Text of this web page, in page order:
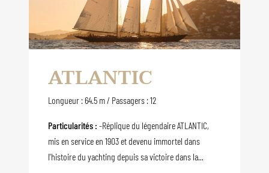
ATLANTIC
Longueur : 64.5 m / Passagers : 12
Particularités : -Réplique du légendaire ATLANTIC,
mis en service en 1903 et devenu immortel dans
l'histoire du yachting depuis sa victoire dans la...